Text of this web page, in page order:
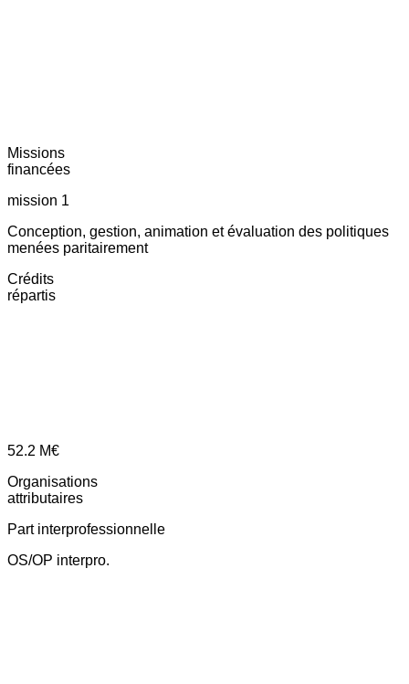
Missions
financées
mission 1
Conception, gestion, animation et évaluation des politiques
menées paritairement
Crédits
répartis
52.2 M€
Organisations
attributaires
Part interprofessionnelle
OS/OP interpro.